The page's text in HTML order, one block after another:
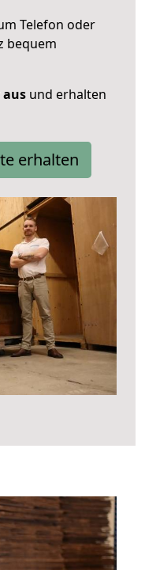
Telefon oder
bequem
aus und erhalten
erhalten